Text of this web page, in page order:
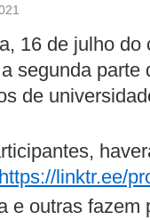
16 de julho
segunda parte
de
https://linktr.ee/
e outras fazem